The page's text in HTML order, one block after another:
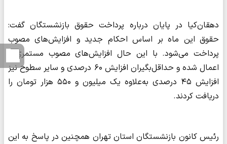
دهقان‌کیا در پایان درباره پرداخت حقوق بازنشستگان گفت:
حقوق این ماه بر اساس احکام جدید و افزایش‌های مصوب
پرداخت می‌شود. با این حال افزایش‌های مصوب مستمری‌ها
اعمال شده و حداقل‌بگیران افزایش ۶۰ درصدی و سایر سطوح نیز
افزایش ۴۵ درصدی به‌علاوه یک میلیون و ۵۵۰ هزار تومان را
دریافت کردند.
رئیس کانون بازنشستگان استان تهران همچنین در پاسخ به این